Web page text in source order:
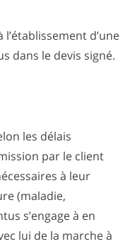
d’une
dans le devis signé.
les délais
par le client
à leur
(maladie,
s’engage à en
lui de la marche à